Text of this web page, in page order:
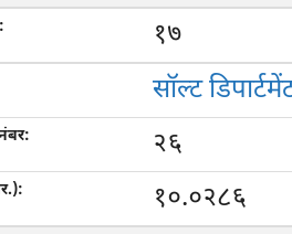
१७
सॉल्ट
२६
१०.०२८६